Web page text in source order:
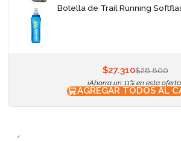
Botella de Trail Running
$27.310$28.800
¡Ahorra un 11% en esta
AGREGAR TODOS AL